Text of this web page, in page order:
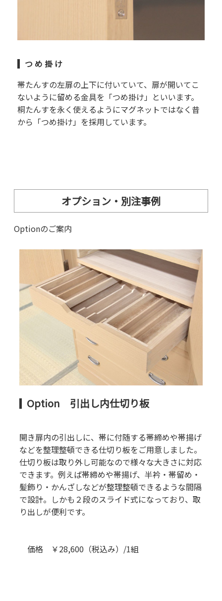
つ め 掛 け
帯たんすの左扉の上下に付いていて、扉が開いてこ
ないように留める金具を「つめ掛け」といいます。
桐たんすを永く使えるようにマグネットではなく昔
から「つめ掛け」を採用しています。
オプション・別注事例
Optionのご案内
Option 引出し内仕切り板
開き扉内の引出しに、帯に付随する帯締めや帯揚げ
などを整理整頓できる仕切り板をご用意しました。
仕切り板は取り外し可能なので様々な大きさに対応
できます。例えば帯締めや帯揚げ、半衿・帯留め・
髪飾り・かんざしなどが整理整頓できるような間隔
で設計。しかも２段のスライド式になっており、取
り出しが便利です。
価格 ￥28,600（税込み）/1組